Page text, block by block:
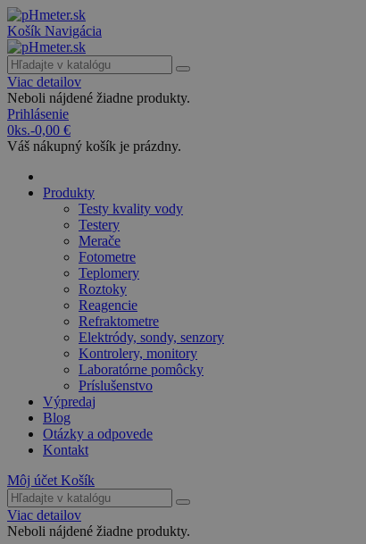
Košík Navigácia
Viac detailov
Neboli nájdené žiadne produkty.
Prihlásenie
0ks.-0,00 €
Váš nákupný košík je prázdny.
Produkty
Testy kvality vody
Testery
Merače
Fotometre
Teplomery
Roztoky
Reagencie
Refraktometre
Elektródy, sondy, senzory
Kontrolery, monitory
Laboratórne pomôcky
Príslušenstvo
Výpredaj
Blog
Otázky a odpovede
Kontakt
Môj účet Košík
Viac detailov
Neboli nájdené žiadne produkty.